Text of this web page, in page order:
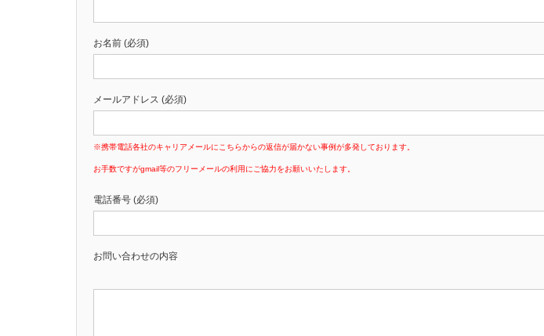
お名前 (必須)
メールアドレス (必須)
※携帯電話各社のキャリアメールにこちらからの返信が届かない事例が多発しております。
お手数ですがgmail等のフリーメールの利用にご協力をお願いいたします。
電話番号 (必須)
お問い合わせの内容